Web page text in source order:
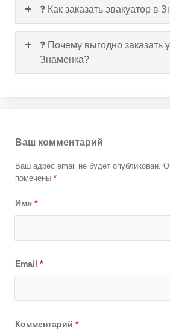
❓ Как заказать эвакуатор в
❓ Почему выгодно заказать
Знаменка?
Ваш комментарий
Ваш адрес email не будет опубликован.
помечены *
Имя *
Email *
Комментарий *